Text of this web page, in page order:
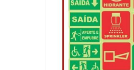
pois orienta a velocidade do
multas. Além disso, é possível
equipamento com registro
acesso mobile das imagens
esses fatores, gestores de vias
mesmo de locais privados fazem a